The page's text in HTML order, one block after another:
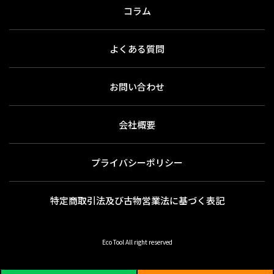
コラム
よくある質問
お問い合わせ
会社概要
プライバシーポリシー
特定商取引法及び古物営業法に基づく表記
Eco Tool All right reserved